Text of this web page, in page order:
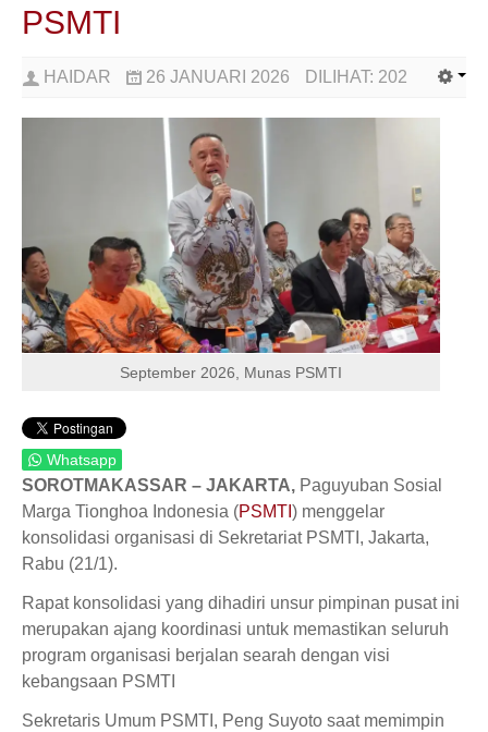
PSMTI
HAIDAR 26 JANUARI 2026 DILIHAT: 202
September 2026, Munas PSMTI
Whatsapp
SOROTMAKASSAR – JAKARTA, Paguyuban Sosial
Marga Tionghoa Indonesia (PSMTI ) menggelar
konsolidasi organisasi di Sekretariat PSMTI, Jakarta,
Rabu (21/1).
Rapat konsolidasi yang dihadiri unsur pimpinan pusat ini
merupakan ajang koordinasi untuk memastikan seluruh
program organisasi berjalan searah dengan visi
kebangsaan PSMTI
Sekretaris Umum PSMTI, Peng Suyoto saat memimpin